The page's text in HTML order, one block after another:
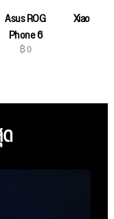
Asus ROG
Phone 6
฿ 0
Xiaomi